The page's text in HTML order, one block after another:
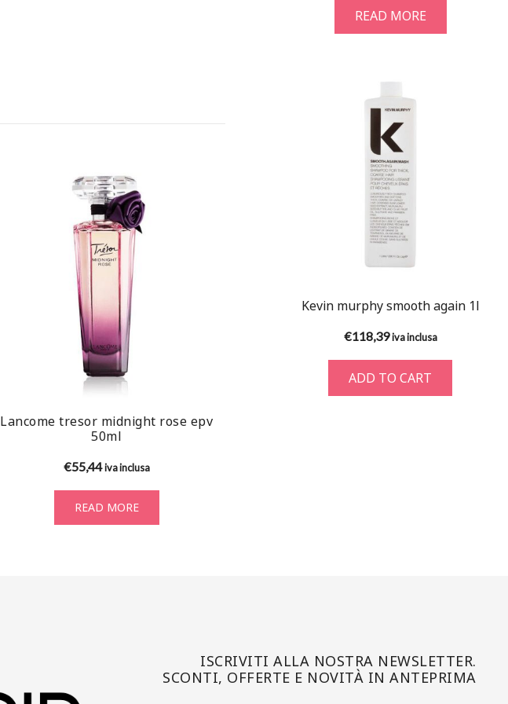
Lancome tresor midnight rose epv
50ml
€55,44 iva inclusa
READ MORE
READ MORE
Kevin murphy smooth again 1l
€118,39 iva inclusa
ADD TO CART
ISCRIVITI ALLA NOSTRA NEWSLETTER.
SCONTI, OFFERTE E NOVITÀ IN ANTEPRIMA